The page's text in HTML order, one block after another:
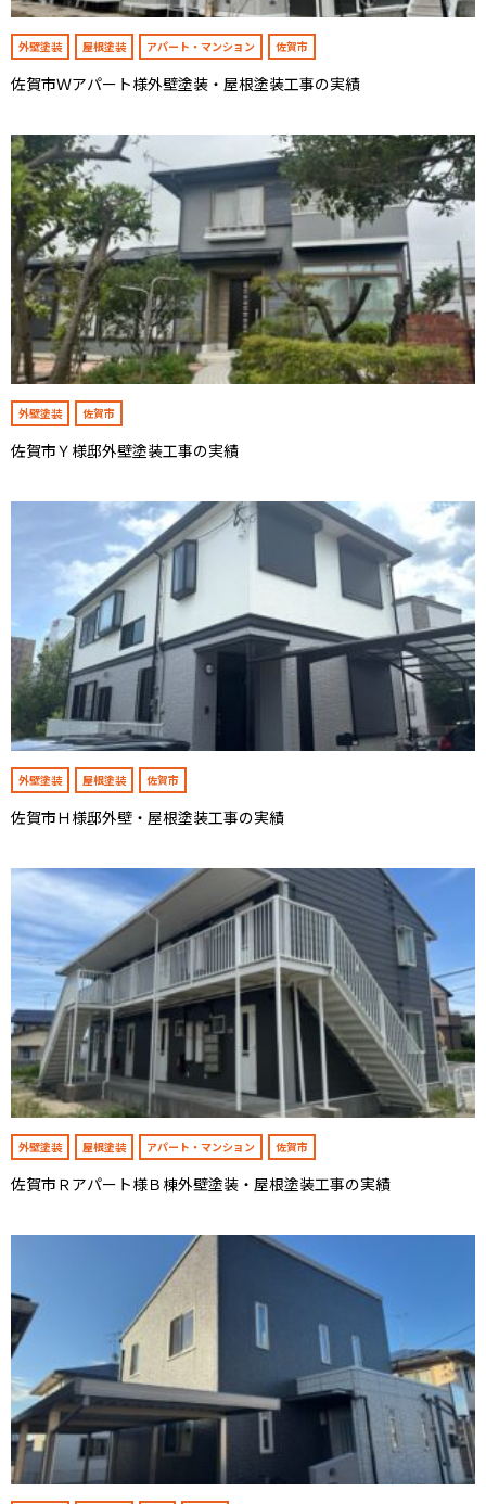
外壁塗装 屋根塗装 アパート・マンション 佐賀市
佐賀市Ｗアパート様外壁塗装・屋根塗装工事の実績
外壁塗装 佐賀市
佐賀市Ｙ様邸外壁塗装工事の実績
外壁塗装 屋根塗装 佐賀市
佐賀市Ｈ様邸外壁・屋根塗装工事の実績
外壁塗装 屋根塗装 アパート・マンション 佐賀市
佐賀市Ｒアパート様Ｂ棟外壁塗装・屋根塗装工事の実績